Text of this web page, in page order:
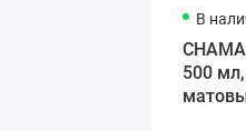
В
500